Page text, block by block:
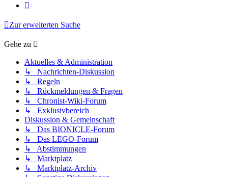
Zur erweiterten Suche
Gehe zu
Aktuelles & Administration
↳ Nachrichten-Diskussion
↳ Regeln
↳ Rückmeldungen & Fragen
↳ Chronist-Wiki-Forum
↳ Exklusivbereich
Diskussion & Gemeinschaft
↳ Das BIONICLE-Forum
↳ Das LEGO-Forum
↳ Abstimmungen
↳ Marktplatz
↳ Marktplatz-Archiv